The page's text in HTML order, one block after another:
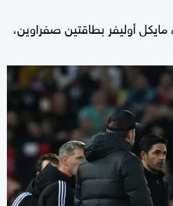
مايكل أوليفر بطاقتين صفراوين،